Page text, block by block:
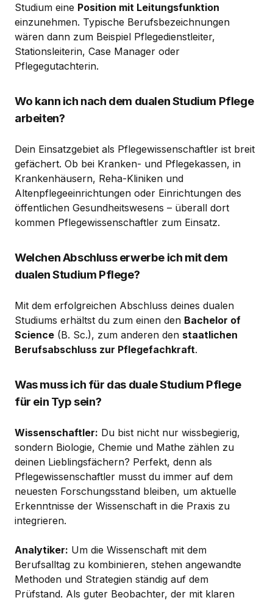
Studium eine Position mit Leitungsfunktion
einzunehmen. Typische Berufsbezeichnungen
wären dann zum Beispiel Pflegedienstleiter,
Stationsleiterin, Case Manager oder
Pflegegutachterin.
Wo kann ich nach dem dualen Studium Pflege
arbeiten?
Dein Einsatzgebiet als Pflegewissenschaftler ist breit
gefächert. Ob bei Kranken- und Pflegekassen, in
Krankenhäusern, Reha-Kliniken und
Altenpflegeeinrichtungen oder Einrichtungen des
öffentlichen Gesundheitswesens – überall dort
kommen Pflegewissenschaftler zum Einsatz.
Welchen Abschluss erwerbe ich mit dem
dualen Studium Pflege?
Mit dem erfolgreichen Abschluss deines dualen
Studiums erhältst du zum einen den Bachelor of
Science (B. Sc.), zum anderen den staatlichen
Berufsabschluss zur Pflegefachkraft.
Was muss ich für das duale Studium Pflege
für ein Typ sein?
Wissenschaftler: Du bist nicht nur wissbegierig,
sondern Biologie, Chemie und Mathe zählen zu
deinen Lieblingsfächern? Perfekt, denn als
Pflegewissenschaftler musst du immer auf dem
neuesten Forschungsstand bleiben, um aktuelle
Erkenntnisse der Wissenschaft in die Praxis zu
integrieren.
Analytiker: Um die Wissenschaft mit dem
Berufsalltag zu kombinieren, stehen angewandte
Methoden und Strategien ständig auf dem
Prüfstand. Als guter Beobachter, der mit klaren